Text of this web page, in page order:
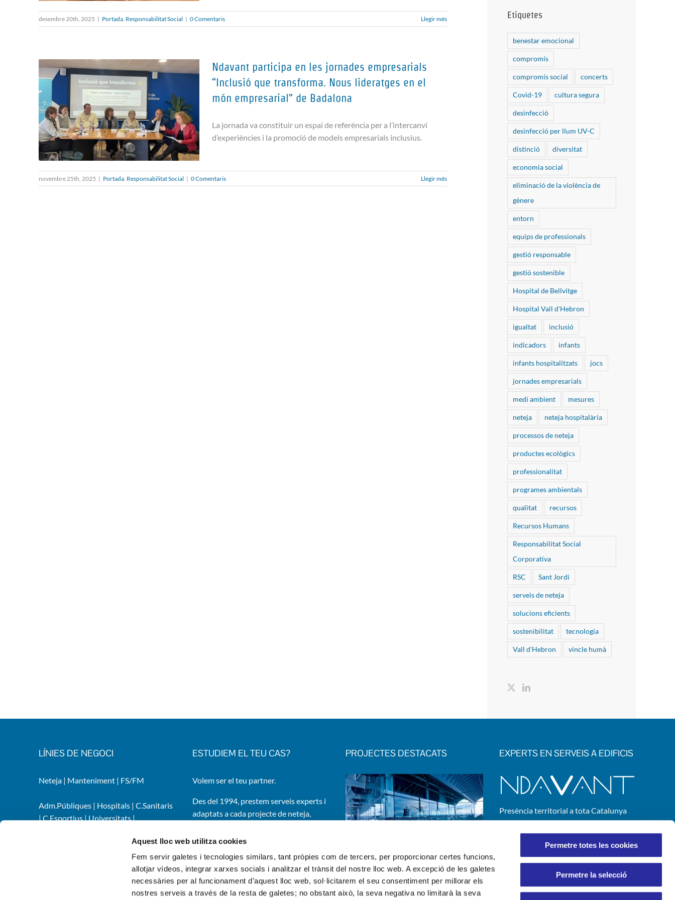
Aquest lloc web utilitza cookies
Fem servir galetes i tecnologies similars, tant pròpies com de tercers, per proporcionar certes funcions,
allotjar vídeos, integrar xarxes socials i analitzar el trànsit del nostre lloc web. A excepció de les galetes
necessàries per al funcionament d’aquest lloc web, sol·licitarem el seu consentiment per millorar els
nostres serveis a través de la resta de galetes; no obstant això, la seva negativa no limitarà la seva
Permetre totes les cookies
Permetre la selecció
Rosa Llamas: «La inclusió
no pot ser un esforç aïllat»
desembre 20th, 2025 | Portada, Responsabilitat Social | 0 Comentaris Llegir més
Ndavant participa en les jornades empresarials
“Inclusió que transforma. Nous lideratges en el
món empresarial” de Badalona
La jornada va constituir un espai de referència per a l’intercanvi
d’experiències i la promoció de models empresarials inclusius.
novembre 25th, 2025 | Portada, Responsabilitat Social | 0 Comentaris Llegir més
Etiquetes
benestar emocional
compromís
compromís social concerts
Covid-19 cultura segura
desinfecció
desinfecció per llum UV-C
distinció diversitat
economia social
eliminació de la violència de
gènere
entorn
equips de professionals
gestió responsable
gestió sostenible
Hospital de Bellvitge
Hospital Vall d'Hebron
igualtat inclusió
indicadors infants
infants hospitalitzats jocs
jornades empresarials
medi ambient mesures
neteja neteja hospitalària
processos de neteja
productes ecològics
professionalitat
programes ambientals
qualitat recursos
Recursos Humans
Responsabilitat Social
Corporativa
RSC Sant Jordi
serveis de neteja
solucions eficients
sostenibilitat tecnologia
Vall d'Hebron vincle humà
LÍNIES DE NEGOCI
Neteja | Manteniment | FS/FM
Adm.Públiques | Hospitals | C.Sanitaris
|C.Esportius|Universitats|
Infraestructures
ESTUDIEM EL TEU CAS?
Volem ser el teu partner.
Des del 1994, prestem serveis experts i
adaptats a cada projecte de neteja,
Gestionem edificis i instal·lacions d’una
Contacta'ns!
PROJECTES DESTACATS EXPERTS EN SERVEIS A EDIFICIS
Presència territorial a tota Catalunya
SEU CORPORATIVA:
C/ Josep Ferrater i Mora, 2
08019 Barcelona